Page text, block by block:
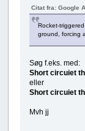
Citat fra: Google
Rocket-
ground, forcing
Søg f.eks. med:
Short circuiet
eller
Short circuiet
Mvh jj